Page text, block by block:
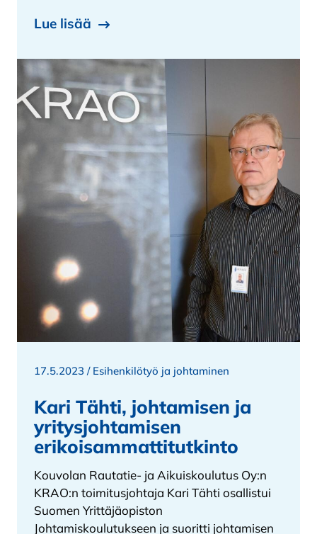
Lue lisää
17.5.2023 / Esihenkilötyö ja johtaminen
Kari Tähti, johtamisen ja
yritysjohtamisen
erikoisammattitutkinto
Kouvolan Rautatie- ja Aikuiskoulutus Oy:n
KRAO:n toimitusjohtaja Kari Tähti osallistui
Suomen Yrittäjäopiston
Johtamiskoulutukseen ja suoritti johtamisen